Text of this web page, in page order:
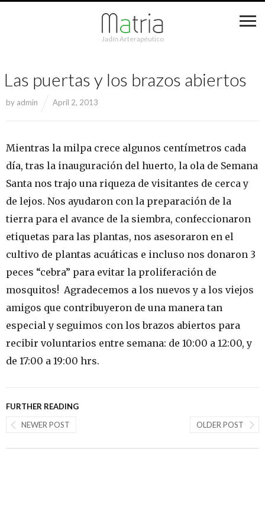
Jadín Arterapéutico
Las puertas y los brazos abiertos
by admin April 2, 2013
Mientras la milpa crece algunos centímetros cada
día, tras la inauguración del huerto, la ola de Semana
Santa nos trajo una riqueza de visitantes de cerca y
de lejos. Nos ayudaron con la preparación de la
tierra para el avance de la siembra, confeccionaron
etiquetas para las plantas, nos asesoraron en el
cultivo de plantas acuáticas e incluso nos donaron 3
peces “cebra” para evitar la proliferación de
mosquitos! Agradecemos a los nuevos y a los viejos
amigos que contribuyeron de una manera tan
especial y seguimos con los brazos abiertos para
recibir voluntarios entre semana: de 10:00 a 12:00, y
de 17:00 a 19:00 hrs.
FURTHER READING
OLDER POST
NEWER POST